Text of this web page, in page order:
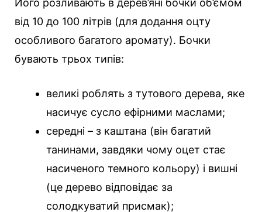
Його розливають в дерев’яні бочки об’ємом
від 10 до 100 літрів (для додання оцту
особливого багатого аромату). Бочки
бувають трьох типів:
великі роблять з тутового дерева, яке
насичує сусло ефірними маслами;
середні – з каштана (він багатий
танинами, завдяки чому оцет стає
насиченого темного кольору) і вишні
(це дерево відповідає за
солодкуватий присмак);